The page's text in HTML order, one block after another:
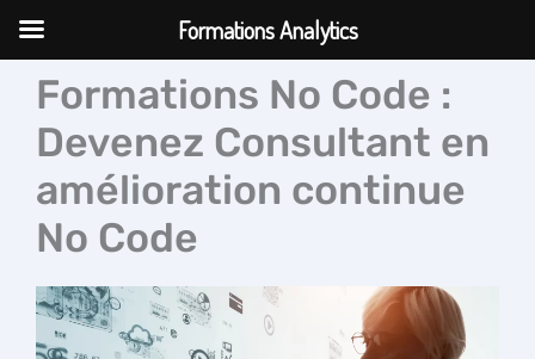
Aller
contenuFormations No Code :
Devenez Consultant en
amélioration continue
No Code
Formations Analytics